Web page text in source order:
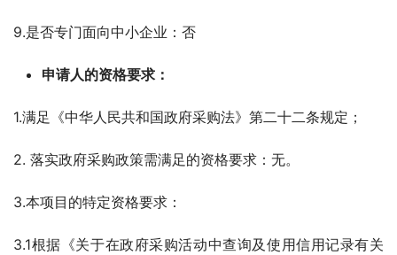
9.是否专门面向中小企业：否
申请人的资格要求：
1.满足《中华人民共和国政府采购法》第二十二条规定；
2. 落实政府采购政策需满足的资格要求：无。
3.本项目的特定资格要求：
3.1根据《关于在政府采购活动中查询及使用信用记录有关